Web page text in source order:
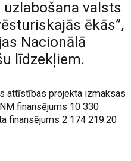
valsts
ēkās”,
Nacionālā
līdzekļiem.
attīstības projekta izmaksas
finansējums 10 330
finansējums 2 174 219.20